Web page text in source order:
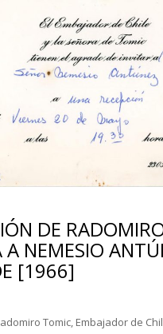
DE
A NEMESIO
[1966]
Tomic, Embajador de